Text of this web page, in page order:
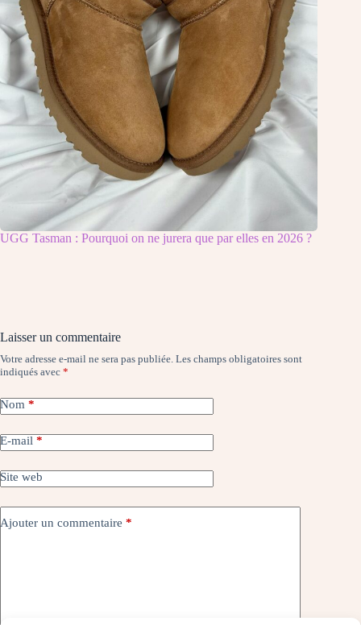
UGG Tasman : Pourquoi on ne jurera que par elles en 2026 ?
Laisser un commentaire
Votre adresse e-mail ne sera pas publiée. Les champs obligatoires sont
indiqués avec *
Nom *
E-mail *
Site web
Ajouter un commentaire *